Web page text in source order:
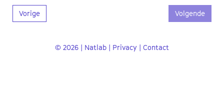
Vorige Volgende
© 2026 | Natlab | Privacy | Contact